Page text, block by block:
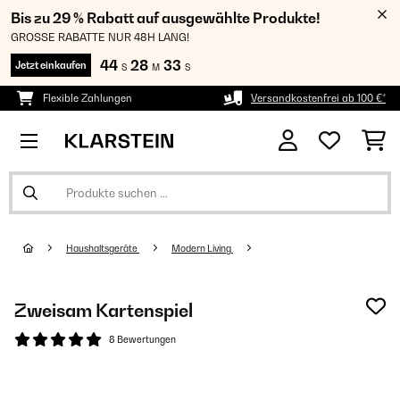
Bis zu 29 % Rabatt auf ausgewählte Produkte!
GROSSE RABATTE NUR 48H LANG!
Jetzt einkaufen 44 S 28 M 32 S
Flexible Zahlungen Versandkostenfrei ab 100 €*
Haushaltsgeräte Modern Living
Zweisam Kartenspiel
8 Bewertungen